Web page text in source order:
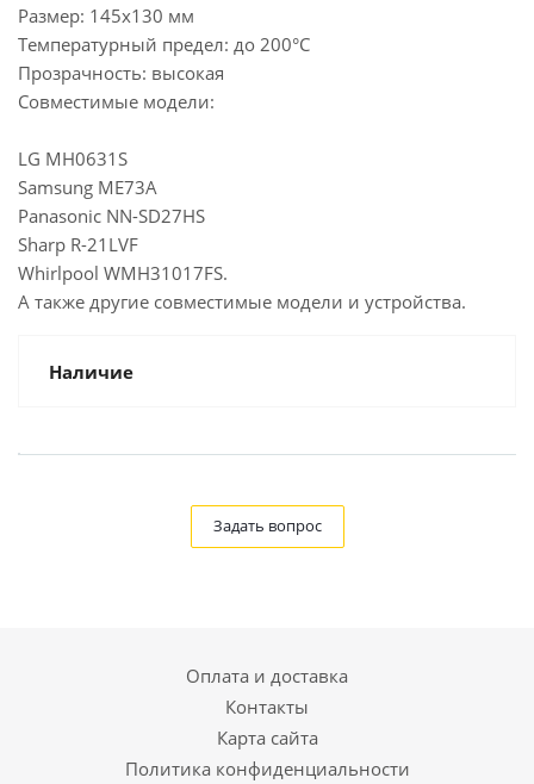
Размер: 145x130 мм
Температурный предел: до 200°C
Прозрачность: высокая
Совместимые модели:
LG MH0631S
Samsung ME73A
Panasonic NN-SD27HS
Sharp R-21LVF
Whirlpool WMH31017FS.
А также другие совместимые модели и устройства.
Наличие
Задать вопрос
Оплата и доставка
Контакты
Карта сайта
Политика конфиденциальности